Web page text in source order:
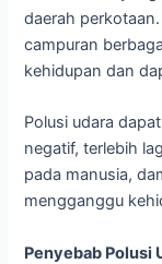
daerah
campuran
kehidupan dan
Polusi udara
negatif, terlebih
pada manusia,
mengganggu
Penyebab Polusi